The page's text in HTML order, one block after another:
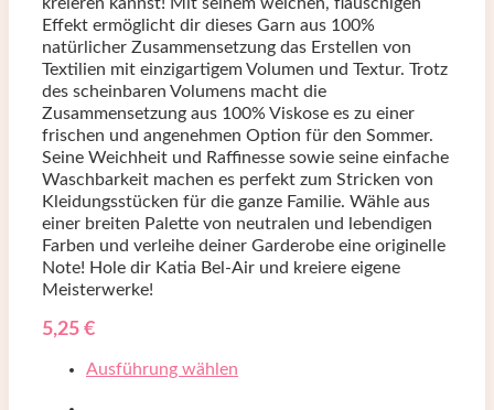
kreieren kannst! Mit seinem weichen, flauschigen
Effekt ermöglicht dir dieses Garn aus 100%
natürlicher Zusammensetzung das Erstellen von
Textilien mit einzigartigem Volumen und Textur. Trotz
des scheinbaren Volumens macht die
Zusammensetzung aus 100% Viskose es zu einer
frischen und angenehmen Option für den Sommer.
Seine Weichheit und Raffinesse sowie seine einfache
Waschbarkeit machen es perfekt zum Stricken von
Kleidungsstücken für die ganze Familie. Wähle aus
einer breiten Palette von neutralen und lebendigen
Farben und verleihe deiner Garderobe eine originelle
Note! Hole dir Katia Bel-Air und kreiere eigene
Meisterwerke!
5,25 €
Ausführung wählen